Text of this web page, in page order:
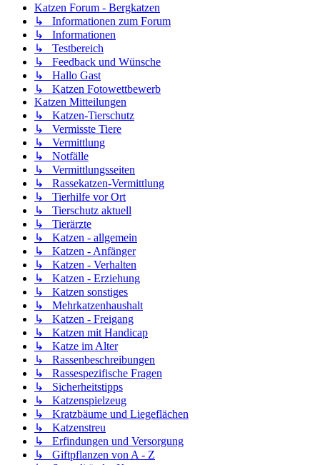
Katzen Forum - Bergkatzen
↳ Informationen zum Forum
↳ Informationen
↳ Testbereich
↳ Feedback und Wünsche
↳ Hallo Gast
↳ Katzen Fotowettbewerb
Katzen Mitteilungen
↳ Katzen-Tierschutz
↳ Vermisste Tiere
↳ Vermittlung
↳ Notfälle
↳ Vermittlungsseiten
↳ Rassekatzen-Vermittlung
↳ Tierhilfe vor Ort
↳ Tierschutz aktuell
↳ Tierärzte
↳ Katzen - allgemein
↳ Katzen - Anfänger
↳ Katzen - Verhalten
↳ Katzen - Erziehung
↳ Katzen sonstiges
↳ Mehrkatzenhaushalt
↳ Katzen - Freigang
↳ Katzen mit Handicap
↳ Katze im Alter
↳ Rassenbeschreibungen
↳ Rassespezifische Fragen
↳ Sicherheitstipps
↳ Katzenspielzeug
↳ Kratzbäume und Liegeflächen
↳ Katzenstreu
↳ Erfindungen und Versorgung
↳ Giftpflanzen von A - Z